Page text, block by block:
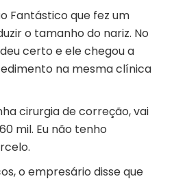
Fantástico que fez um
o tamanho do nariz. No
certo e ele chegou a
na mesma clínica
cirurgia de correção, vai
mil. Eu não tenho
o empresário disse que